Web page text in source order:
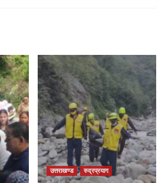
उत्तराखण्ड रुद्रप्रयाग